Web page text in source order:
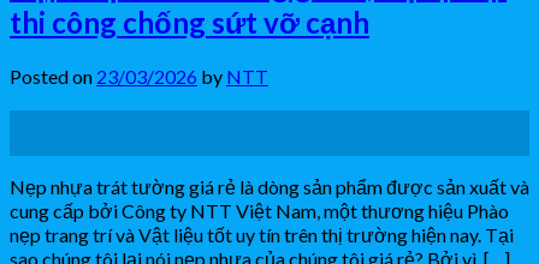
thi công chống sứt vỡ cạnh
Posted on 23/03/2026 by NTT
Nẹp nhựa trát tường giá rẻ là dòng sản phẩm được sản xuất và
cung cấp bởi Công ty NTT Việt Nam, một thương hiệu Phào
nẹp trang trí và Vật liệu tốt uy tín trên thị trường hiện nay. Tại
sao chúng tôi lại nói nẹp nhựa của chúng tôi giá rẻ? Bởi vì, […]